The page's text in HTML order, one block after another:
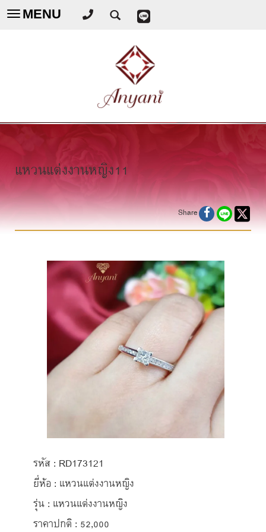
Toggle
MENU
แหวนแต่งงานหญิง11
Share
รหัส : RD173121
ยี่ห้อ : แหวนแต่งงานหญิง
รุ่น : แหวนแต่งงานหญิง
ราคาปกติ : 52,000